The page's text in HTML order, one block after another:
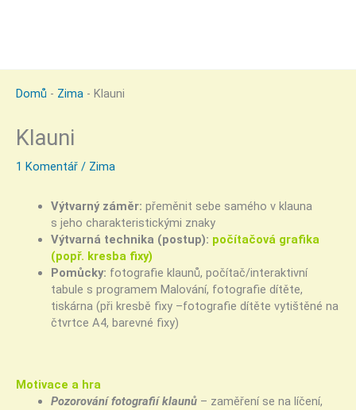
Domů - Zima - Klauni
Klauni
1 Komentář / Zima
Výtvarný záměr: přeměnit sebe samého v klauna
s jeho charakteristickými znaky
Výtvarná technika (postup): počítačová grafika
(popř. kresba fixy)
Pomůcky: fotografie klaunů, počítač/interaktivní
tabule s programem Malování, fotografie dítěte,
tiskárna (při kresbě fixy –fotografie dítěte vytištěné na
čtvrtce A4, barevné fixy)
Motivace a hra
Pozorování fotografií klaunů– zaměření se na líčení,